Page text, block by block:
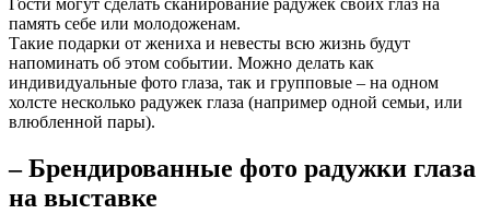
Гости могут сделать сканирование радужек своих глаз на
память себе или молодоженам.
Такие подарки от жениха и невесты всю жизнь будут
напоминать об этом событии. Можно делать как
индивидуальные фото глаза, так и групповые – на одном
холсте несколько радужек глаза (например одной семьи, или
влюбленной пары).
– Брендированные фото радужки глаза
на выставке